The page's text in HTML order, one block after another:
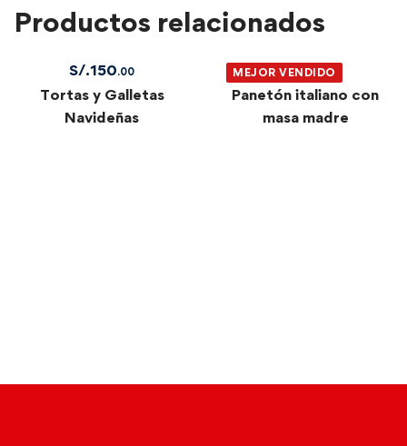
Productos relacionados
S/.150.00
Tortas y Galletas
Navideñas
MEJOR VENDIDO
S/.150.00
Panetón italiano con
masa madre